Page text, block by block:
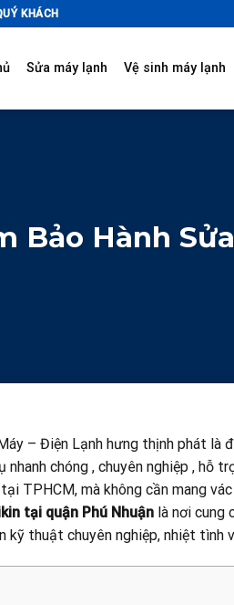
KHÁCH
Sửa máy lạnh Vệ sinh máy lạnh
Bảo Hành
– Điện Lạnh hưng thịnh phát là
chóng , chuyên nghiệp , hỗ
TPHCM, mà không cần mang
tại quận Phú Nhuận là nơi cung
kỹ thuật chuyên nghiệp, nhiệt